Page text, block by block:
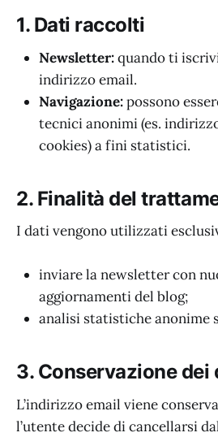
1. Dati raccolti
Newsletter:quando ti
indirizzo email.
Navigazione:possono
tecnici anonimi (es.
cookies) a fini statistici.
2. Finalità del
I dati vengono utilizzati
inviare la newsletter con
aggiornamenti del blog;
analisi statistiche anonime
3. Conservazione dei
L’indirizzo email viene
l’utente decide di cancellarsi